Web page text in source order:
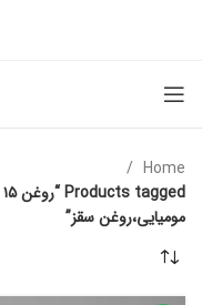
Home
مومیایی،روغن سقز”